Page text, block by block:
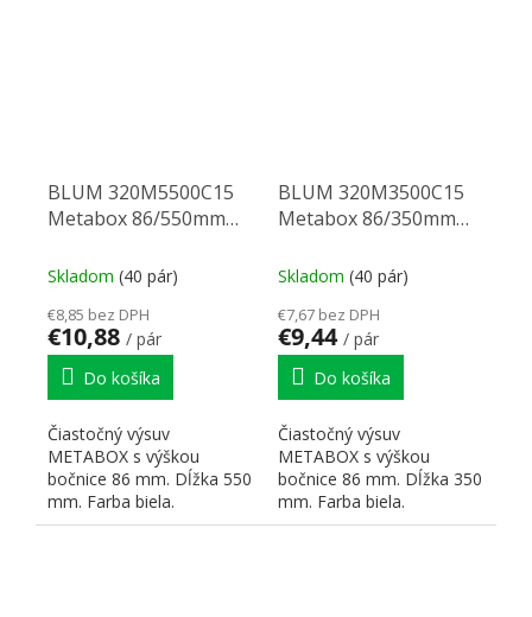
BLUM 320M5500C15
Metabox 86/550mm
Skladom (40 pár)
€8,85 bez DPH
€10,88 / pár
Do košíka
Čiastočný výsuv
METABOX s výškou
bočnice 86 mm. Dĺžka 550
mm. Farba biela.
Dynamická nosnosť 25 kg.
BLUM 320M3500C15
Metabox 86/350mm
Skladom (40 pár)
€7,67 bez DPH
€9,44 / pár
Do košíka
Čiastočný výsuv
METABOX s výškou
bočnice 86 mm. Dĺžka 350
mm. Farba biela.
Dynamická nosnosť 25 kg.